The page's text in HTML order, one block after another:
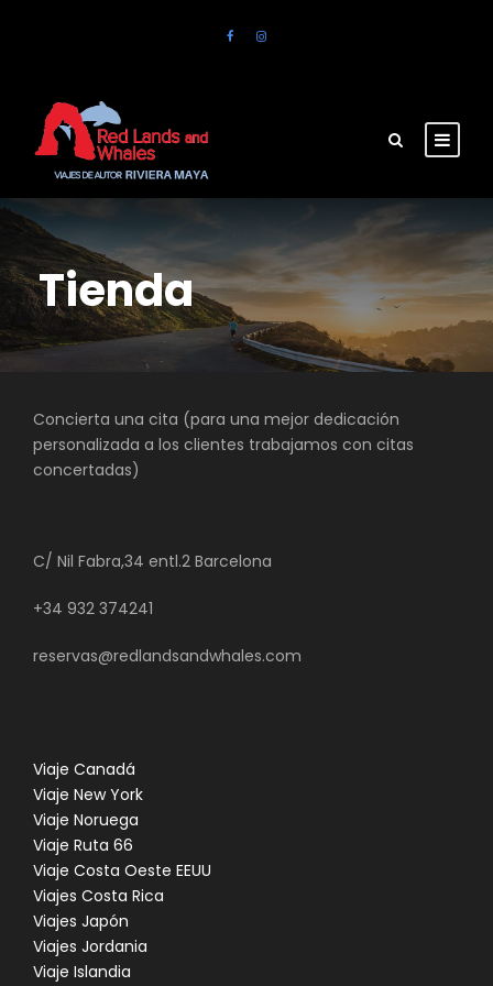
Tienda
Concierta una cita (para una mejor dedicación
personalizada a los clientes trabajamos con citas
concertadas)
C/ Nil Fabra,34 entl.2 Barcelona
+34 932 374241
reservas@redlandsandwhales.com
Viaje Canadá
Viaje New York
Viaje Noruega
Viaje Ruta 66
Viaje Costa Oeste EEUU
Viajes Costa Rica
Viajes Japón
Viajes Jordania
Viaje Islandia